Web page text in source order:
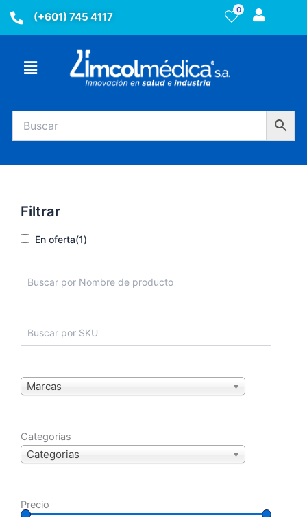
(+601) 745 4117
0
Menú
Filtrar
En oferta(1)
Marcas
Categorias
Categorias
Precio